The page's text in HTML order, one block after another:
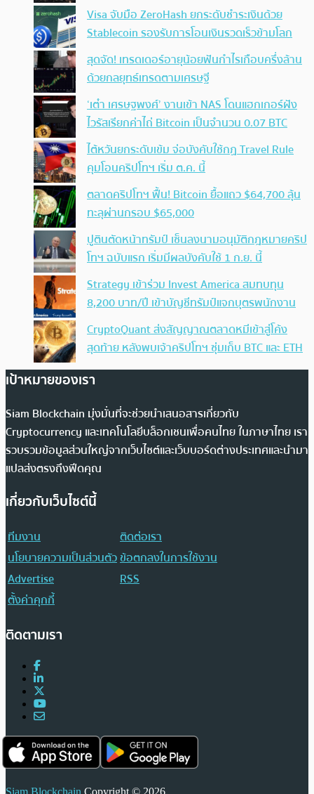
Visa จับมือ ZeroHash ยกระดับชำระเงินด้วย
Stablecoin รองรับการโอนเงินรวดเร็วข้ามโลก
สุดจัด! เทรดเดอร์อายุน้อยฟันกำไรเกือบครึ่งล้าน
ด้วยกลยุทธ์เทรดตามเศรษฐี
‘เต๋า เศรษฐพงศ์’ งานเข้า NAS โดนแฮกเกอร์ฝัง
ไวรัสเรียกค่าไถ่ Bitcoin เป็นจำนวน 0.07 BTC
ไต้หวันยกระดับเข้ม จ่อบังคับใช้กฏ Travel Rule
คุมโอนคริปโทฯ เริ่ม ต.ค. นี้
ตลาดคริปโทฯ ฟื้น! Bitcoin ยื้อแถว $64,700 ลุ้น
ทะลุผ่านกรอบ $65,000
ปูตินตัดหน้าทรัมป์ เซ็นลงนามอนุมัติกฎหมายคริป
โทฯ ฉบับแรก เริ่มมีผลบังคับใช้ 1 ก.ย. นี้
Strategy เข้าร่วม Invest America สมทบทุน
8,200 บาท/ปี เข้าบัญชีทรัมป์แจกบุตรพนักงาน
CryptoQuant ส่งสัญญาณตลาดหมีเข้าสู่โค้ง
สุดท้าย หลังพบเจ้าคริปโทฯ ซุ่มเก็บ BTC และ ETH
เป้าหมายของเรา
Siam Blockchain มุ่งมั่นที่จะช่วยนำเสนอสารเกี่ยวกับ
Cryptocurrency และเทคโนโลยีบล็อกเชนเพื่อคนไทย ในภาษาไทย เรา
รวบรวมข้อมูลส่วนใหญ่จากเว็บไซต์และเว็บบอร์ดต่างประเทศและนำมา
แปลส่งตรงถึงฟีดคุณ
เกี่ยวกับเว็บไซต์นี้
ทีมงาน
ติดต่อเรา
นโยบายความเป็นส่วนตัวข้อตกลงในการใช้งาน
Advertise
RSS
ตั้งค่าคุกกี้
ติดตามเรา
Siam Blockchain Copyright © 2026.